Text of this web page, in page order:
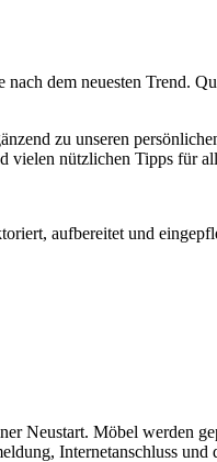
dem neuesten Trend.
zu unseren
vielen nützlichen Tipps für
aufbereitet und
Neustart. Möbel werden
Internetanschluss